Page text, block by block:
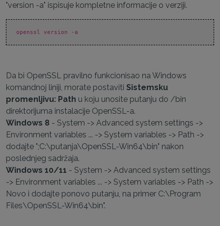
"version -a" ispisuje kompletne informacije o verziji.
openssl version -a
Da bi OpenSSL pravilno funkcionisao na Windows
komandnoj liniji, morate postaviti Sistemsku
promenljivu: Path u koju unosite putanju do /bin
direktorijuma instalacije OpenSSL-a.
Windows 8 - System -> Advanced system settings ->
Environment variables ... -> System variables -> Path ->
dodajte ";C:\putanja\OpenSSL-Win64\bin" nakon
poslednjeg sadržaja.
Windows 10/11 - System -> Advanced system settings
-> Environment variables ... -> System variables -> Path ->
Novo i dodajte ponovo putanju, na primer C:\Program
Files\OpenSSL-Win64\bin".